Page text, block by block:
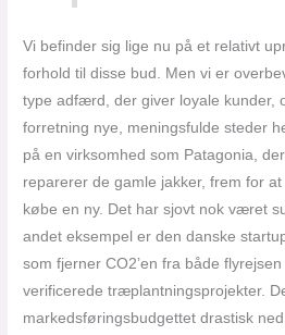
Vi befinder sig lige nu på et relativt
forhold til disse bud. Men vi er
type adfærd, der giver loyale kunder,
forretning nye, meningsfulde steder
på en virksomhed som Patagonia,
reparerer de gamle jakker, frem for
købe en ny. Det har sjovt nok været
andet eksempel er den danske
som fjerner CO2’en fra både
verificerede træplantningsprojekter.
markedsføringsbudgettet drastisk